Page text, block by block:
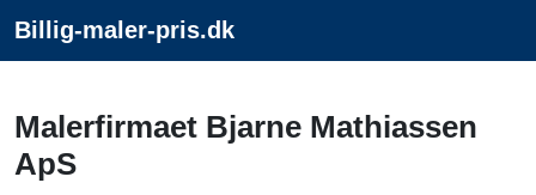
Billig-maler-pris.dk
Malerfirmaet Bjarne Mathiassen
ApS